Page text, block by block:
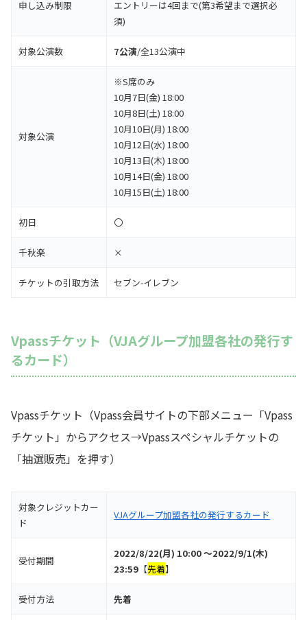
申し込み制限
エントリーは4回まで(第3希望まで選択必
須)
対象公演数 7公演/全13公演中
対象公演
※S席のみ
10月7日(金) 18:00
10月8日(土) 18:00
10月10日(月) 18:00
10月12日(水) 18:00
10月13日(木) 18:00
10月14日(金) 18:00
10月15日(土) 18:00
初日 〇
千秋楽 ×
チケットの引取方法 セブン-イレブン
Vpassチケット（VJAグループ加盟各社の発行す
るカード）
Vpassチケット（Vpass会員サイトの下部メニュー「Vpass
チケット」からアクセス→Vpassスペシャルチケットの
「抽選販売」を押す）
対象クレジットカー
ド
VJAグループ加盟各社の発行するカード
受付期間
2022/8/22(月) 10:00 ～2022/9/1(木)
23:59 【先着】
受付方法 先着